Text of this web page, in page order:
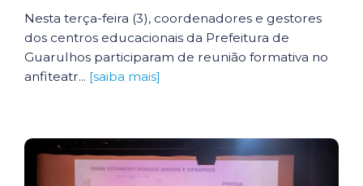
Nesta terça-feira (3), coordenadores e gestores
dos centros educacionais da Prefeitura de
Guarulhos participaram de reunião formativa no
anfiteatr... [saiba mais]